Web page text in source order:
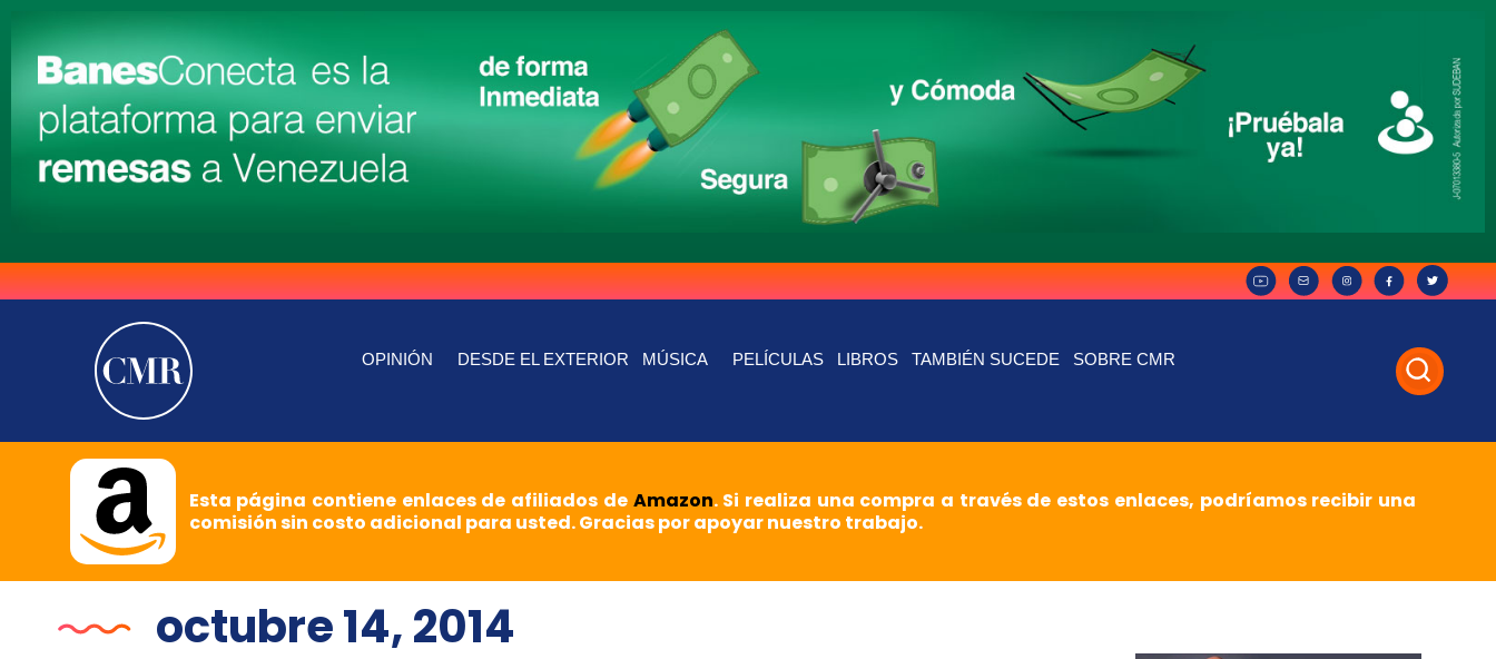
OPINIÓN DESDE EL EXTERIOR MÚSICA PELÍCULAS LIBROS TAMBIÉN SUCEDE SOBRE CMR
Esta página contiene enlaces de afiliados de Amazon. Si realiza una compra a través de estos enlaces, podríamos recibir una
comisión sin costo adicional para usted. Gracias por apoyar nuestro trabajo.
octubre 14, 2014